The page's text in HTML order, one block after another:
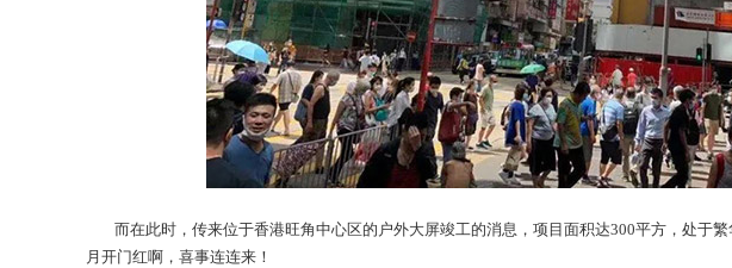
而在此时，传来位于香港旺角中心区的户外大屏竣工的消息，项目面积达300平方，处于
月开门红啊，喜事连连来！